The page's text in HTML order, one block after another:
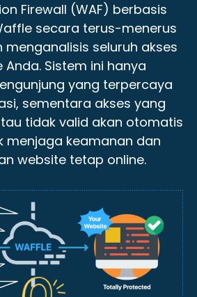
Firewall (WAF) berbasis
secara terus-menerus
seluruh akses
Anda. Sistem ini hanya
yang terpercaya
sementara akses yang
tidak valid akan otomatis
menjaga keamanan dan
website tetap online.